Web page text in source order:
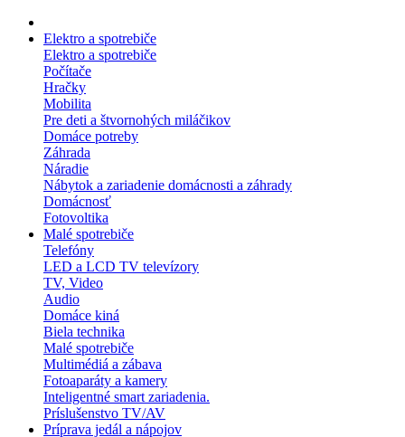
Elektro a spotrebiče
Elektro a spotrebiče
Počítače
Hračky
Mobilita
Pre deti a štvornohých miláčikov
Domáce potreby
Záhrada
Náradie
Nábytok a zariadenie domácnosti a záhrady
Domácnosť
Fotovoltika
Malé spotrebiče
Telefóny
LED a LCD TV televízory
TV, Video
Audio
Domáce kiná
Biela technika
Malé spotrebiče
Multimédiá a zábava
Fotoaparáty a kamery
Inteligentné smart zariadenia.
Príslušenstvo TV/AV
Príprava jedál a nápojov